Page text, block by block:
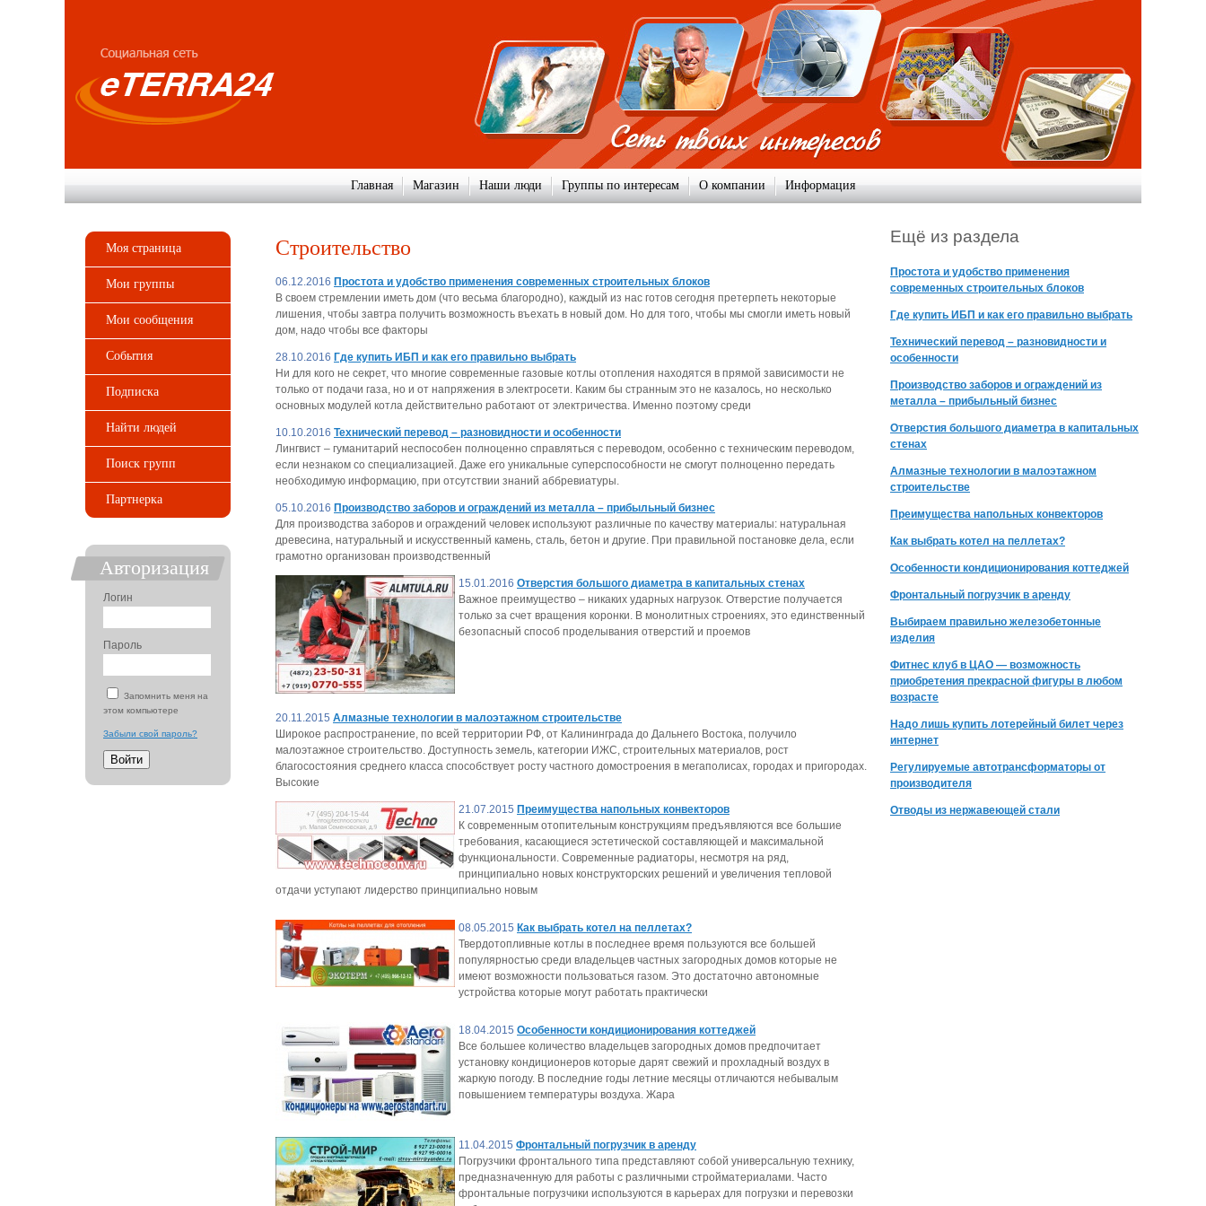
Главная Магазин Наши люди Группы по интересам О компании Информация
Строительство
06.12.2016 Простота и удобство применения современных строительных блоков
В своем стремлении иметь дом (что весьма благородно), каждый из нас готов сегодня претерпеть некоторые
лишения, чтобы завтра получить возможность въехать в новый дом. Но для того, чтобы мы смогли иметь новый
дом, надо чтобы все факторы
28.10.2016 Где купить ИБП и как его правильно выбрать
Ни для кого не секрет, что многие современные газовые котлы отопления находятся в прямой зависимости не
только от подачи газа, но и от напряжения в электросети. Каким бы странным это не казалось, но несколько
основных модулей котла действительно работают от электричества. Именно поэтому среди
10.10.2016 Технический перевод – разновидности и особенности
Лингвист – гуманитарий неспособен полноценно справляться с переводом, особенно с техническим переводом,
если незнаком со специализацией. Даже его уникальные суперспособности не смогут полноценно передать
необходимую информацию, при отсутствии знаний аббревиатуры.
05.10.2016 Производство заборов и ограждений из металла – прибыльный бизнес
Для производства заборов и ограждений человек используют различные по качеству материалы: натуральная
древесина, натуральный и искусственный камень, сталь, бетон и другие. При правильной постановке дела, если
грамотно организован производственный
15.01.2016 Отверстия большого диаметра в капитальных стенах
Важное преимущество – никаких ударных нагрузок. Отверстие получается
только за счет вращения коронки. В монолитных строениях, это единственный
безопасный способ проделывания отверстий и проемов
20.11.2015 Алмазные технологии в малоэтажном строительстве
Широкое распространение, по всей территории РФ, от Калининграда до Дальнего Востока, получило
малоэтажное строительство. Доступность земель, категории ИЖС, строительных материалов, рост
благосостояния среднего класса способствует росту частного домостроения в мегаполисах, городах и пригородах.
Высокие
21.07.2015 Преимущества напольных конвекторов
К современным отопительным конструкциям предъявляются все большие
требования, касающиеся эстетической составляющей и максимальной
функциональности. Современные радиаторы, несмотря на ряд,
принципиально новых конструкторских решений и увеличения тепловой
отдачи уступают лидерство принципиально новым
08.05.2015 Как выбрать котел на пеллетах?
Твердотопливные котлы в последнее время пользуются все большей
популярностью среди владельцев частных загородных домов которые не
имеют возможности пользоваться газом. Это достаточно автономные
устройства которые могут работать практически
18.04.2015 Особенности кондиционирования коттеджей
Все большее количество владельцев загородных домов предпочитает
установку кондиционеров которые дарят свежий и прохладный воздух в
жаркую погоду. В последние годы летние месяцы отличаются небывалым
повышением температуры воздуха. Жара
11.04.2015 Фронтальный погрузчик в аренду
Погрузчики фронтального типа представляют собой универсальную технику,
предназначенную для работы с различными стройматериалами. Часто
фронтальные погрузчики используются в карьерах для погрузки и перевозки
Моя страница
Мои группы
Мои сообщения
События
Подписка
Найти людей
Поиск групп
Партнерка
Авторизация
Логин
Пароль
Запомнить меня на
этом компьютере
Забыли свой пароль?
Ещё из раздела
Простота и удобство применения
современных строительных блоков
Где купить ИБП и как его правильно выбрать
Технический перевод – разновидности и
особенности
Производство заборов и ограждений из
металла – прибыльный бизнес
Отверстия большого диаметра в капитальных
стенах
Алмазные технологии в малоэтажном
строительстве
Преимущества напольных конвекторов
Как выбрать котел на пеллетах?
Особенности кондиционирования коттеджей
Фронтальный погрузчик в аренду
Выбираем правильно железобетонные
изделия
Фитнес клуб в ЦАО — возможность
приобретения прекрасной фигуры в любом
возрасте
Надо лишь купить лотерейный билет через
интернет
Регулируемые автотрансформаторы от
производителя
Отводы из нержавеющей стали